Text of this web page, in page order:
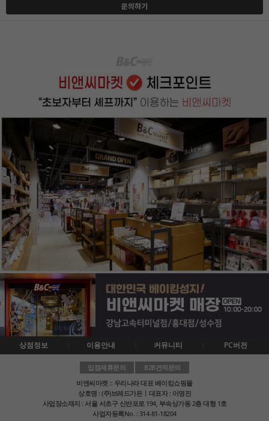
문의하기
상점정보 이용안내 커뮤니티 PC버전
입점제휴문의
B2B견적문의
비앤씨마켓 :: 우리나라 대표 베이킹쇼핑몰
상호명 : (주)브레드가든ㅣ대표자 : 이영진
사업장소재지 : 서울 서초구 신반포로 194, 부속상가동 2층 대형 1호
사업자등록No. : 314-81-18204